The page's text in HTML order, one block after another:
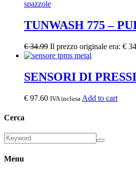
TUNWASH 775 –
€34.99 Il prezzo originale era: €
SENSORI DI
€ 97.60 IVA inclusa Add to cart
Cerca
Menu